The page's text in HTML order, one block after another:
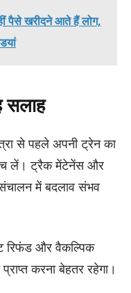
पैसे खरीदने आते हैं लोग,
सलाह
से पहले अपनी ट्रेन का
लें। ट्रैक मेंटेनेंस और
में बदलाव संभव
रिफंड और वैकल्पिक
करना बेहतर रहेगा।